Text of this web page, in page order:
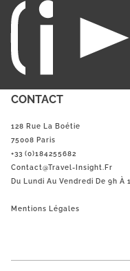
du loisirs.
CONTACT
128 Rue La Boétie
75008 Paris
+33 (0)184255682
Contact@Travel-Insight.fr
Du Lundi Au Vendredi De 9h À
Mentions Légales